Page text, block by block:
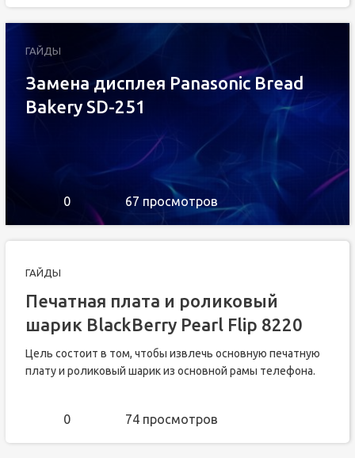
ГАЙДЫ
Замена дисплея Panasonic Bread
Bakery SD-251
0 67 просмотров
ГАЙДЫ
Печатная плата и роликовый
шарик BlackBerry Pearl Flip 8220
Цель состоит в том, чтобы извлечь основную печатную
плату и роликовый шарик из основной рамы телефона.
0 74 просмотров